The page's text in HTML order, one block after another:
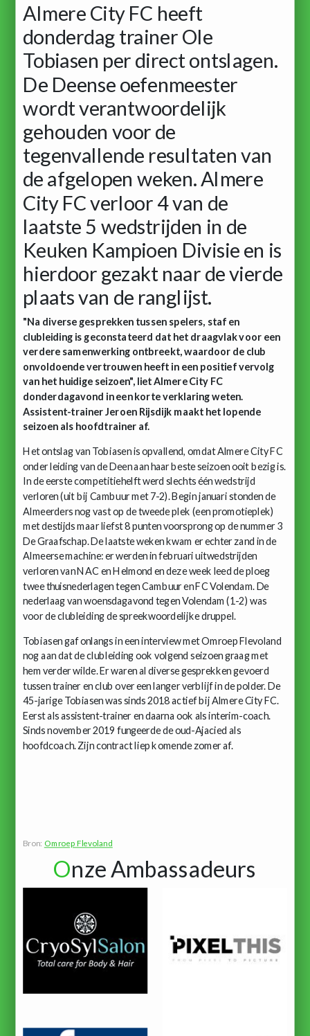
Almere City FC heeft
donderdag trainer Ole
Tobiasen per direct ontslagen.
De Deense oefenmeester
wordt verantwoordelijk
gehouden voor de
tegenvallende resultaten van
de afgelopen weken. Almere
City FC verloor 4 van de
laatste 5 wedstrijden in de
Keuken Kampioen Divisie en is
hierdoor gezakt naar de vierde
plaats van de ranglijst.
"Na diverse gesprekken tussen spelers, staf en
clubleiding is geconstateerd dat het draagvlak voor een
verdere samenwerking ontbreekt, waardoor de club
onvoldoende vertrouwen heeft in een positief vervolg
van het huidige seizoen", liet Almere City FC
donderdagavond in een korte verklaring weten.
Assistent-trainer Jeroen Rijsdijk maakt het lopende
seizoen als hoofdtrainer af.
Het ontslag van Tobiasen is opvallend, omdat Almere City FC
onder leiding van de Deen aan haar beste seizoen ooit bezig is.
In de eerste competitiehelft werd slechts één wedstrijd
verloren (uit bij Cambuur met 7-2). Begin januari stonden de
Almeerders nog vast op de tweede plek (een promotieplek)
met destijds maar liefst 8 punten voorsprong op de nummer 3
De Graafschap. De laatste weken kwam er echter zand in de
Almeerse machine: er werden in februari uitwedstrijden
verloren van NAC en Helmond en deze week leed de ploeg
twee thuisnederlagen tegen Cambuur en FC Volendam. De
nederlaag van woensdagavond tegen Volendam (1-2) was
voor de clubleiding de spreekwoordelijke druppel.
Tobiasen gaf onlangs in een interview met Omroep Flevoland
nog aan dat de clubleiding ook volgend seizoen graag met
hem verder wilde. Er waren al diverse gesprekken gevoerd
tussen trainer en club over een langer verblijf in de polder. De
45-jarige Tobiasen was sinds 2018 actief bij Almere City FC.
Eerst als assistent-trainer en daarna ook als interim-coach.
Sinds november 2019 fungeerde de oud-Ajacied als
hoofdcoach. Zijn contract liep komende zomer af.
Bron: Omroep Flevoland
Onze Ambassadeurs